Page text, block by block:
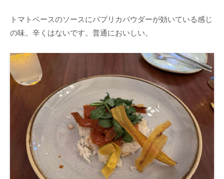
トマトベースのソースにパプリカパウダーが効いている感じ
の味。辛くはないです。普通においしい。